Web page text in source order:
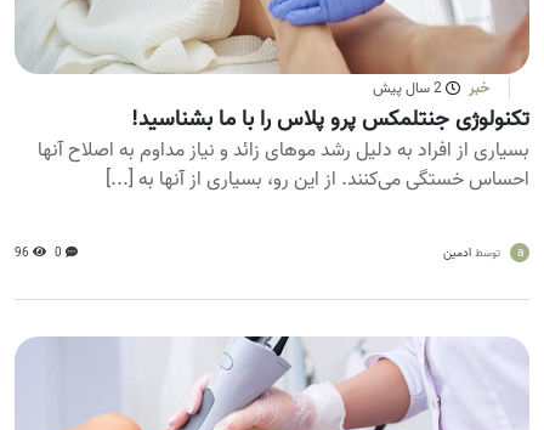
خبر 2 سال پیش
تکنولوژی جنتلمکس پرو پلاس را با ما بشناسید!
بسیاری از افراد به دلیل رشد موهای زائد و نیاز مداوم به اصلاح آنها
احساس خستگی می‌کنند. از این رو، بسیاری از آنها به [...]
a توسط ادمین 0
96